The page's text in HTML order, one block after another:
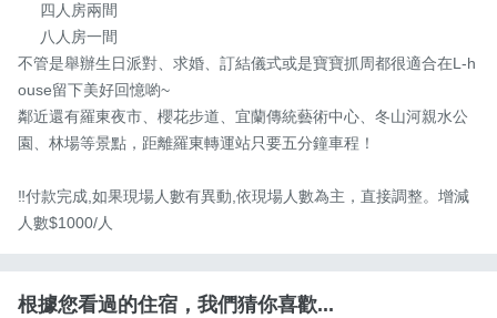
不管是舉辦生日派對、求婚、訂結儀式或是寶寶抓周都很適合在L-h
ouse留下美好回憶喲~
鄰近還有羅東夜市、櫻花步道、宜蘭傳統藝術中心、冬山河親水公
園、林場等景點，距離羅東轉運站只要五分鐘車程！
‼️付款完成,如果現場人數有異動,依現場人數為主，直接調整。增減
人數$1000/人
根據您看過的住宿，我們猜你喜歡...